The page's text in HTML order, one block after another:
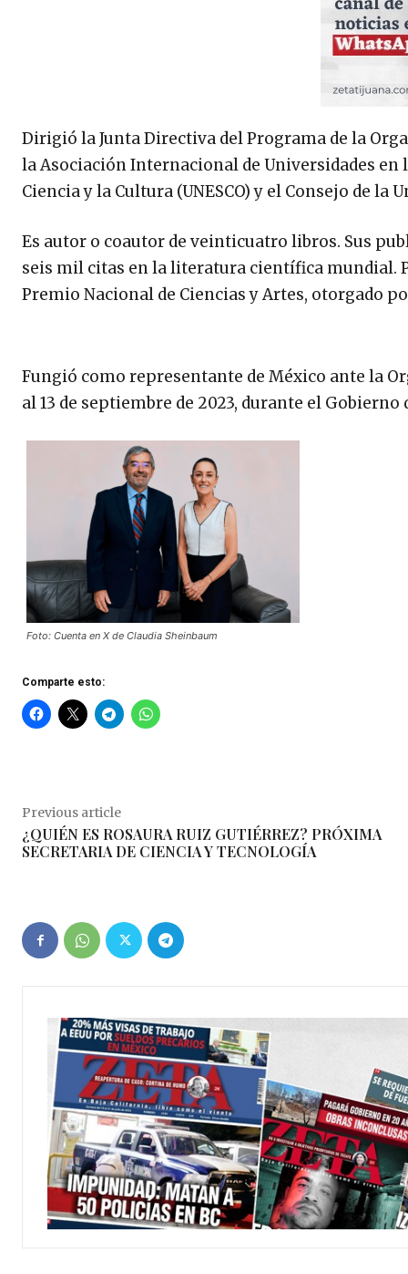
Dirigió la Junta Directiva del Programa de la
la Asociación Internacional de Universidades en
Ciencia y la Cultura (UNESCO) y el Consejo de la
Es autor o coautor de veinticuatro libros. Sus
seis mil citas en la literatura científica mundial.
Premio Nacional de Ciencias y Artes, otorgado
Fungió como representante de México ante la
al 13 de septiembre de 2023, durante el
Foto: Cuenta en X de Claudia Sheinbaum
Comparte esto:
Previous article
¿QUIÉN ES ROSAURA RUIZ GUTIÉRREZ? PRÓXIMA
SECRETARIA DE CIENCIA Y TECNOLOGÍA